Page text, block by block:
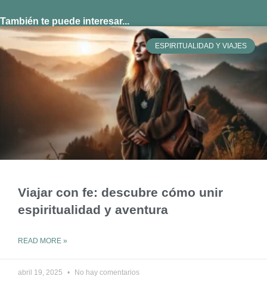
También te puede interesar...
ESPIRITUALIDAD Y VIAJES
Viajar con fe: descubre cómo unir
espiritualidad y aventura
READ MORE »
abril 19, 2025 No hay comentarios